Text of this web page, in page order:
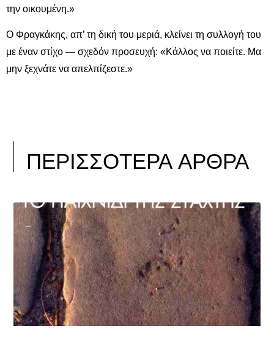
την οικουμένη.»
Ο Φραγκάκης, απ’ τη δική του μεριά, κλείνει τη συλλογή του
με έναν στίχο — σχεδόν προσευχή: «Κάλλος να ποιείτε. Μα
μην ξεχνάτε να απελπίζεστε.»
ΠΕΡΙΣΣΟΤΕΡΑ ΑΡΘΡΑ